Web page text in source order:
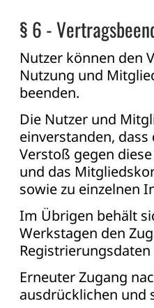
§ 6 -
Nutzer können den
Nutzung und
beenden.
Die Nutzer und
einverstanden,
Verstoß gegen
und das
sowie zu einzelnen
Im Übrigen behält
Werkstagen den
Registrierungsdaten
Erneuter Zugang
ausdrücklichen und